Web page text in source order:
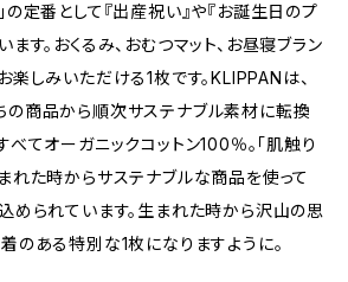
定番として『出産祝い』や『お誕生日のプ
ます。おくるみ、おむつマット、お昼寝ブラン
楽しみいただける1枚です。KLIPPANは、
の商品から順次サステナブル素材に転換
べてオーガニックコットン100％。「肌触り
れた時からサステナブルな商品を使って
められています。生まれた時から沢山の思
のある特別な1枚になりますように。